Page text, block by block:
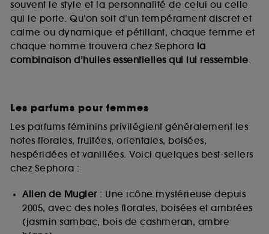
souvent le style et la personnalité de celui ou celle
qui le porte. Qu’on soit d’un tempérament discret et
calme ou dynamique et pétillant, chaque femme et
chaque homme trouvera chez Sephora la
combinaison d’huiles essentielles qui lui ressemble.
Les parfums pour femmes
Les parfums féminins privilégient généralement les
notes florales, fruitées, orientales, boisées,
hespéridées et vanillées. Voici quelques best-sellers
chez Sephora :
Alien de Mugler: Une icône mystérieuse depuis
2005, avec des notes florales, boisées et ambrées
(jasmin sambac, bois de cashmeran, ambre